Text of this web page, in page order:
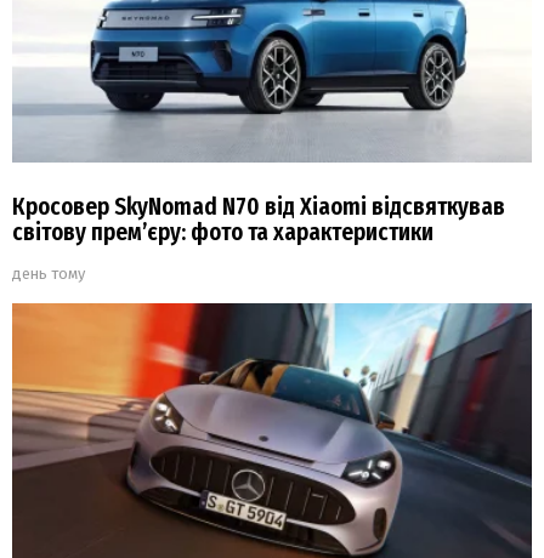
Кросовер SkyNomad N70 від Xiaomi відсвяткував
світову прем’єру: фото та характеристики
день тому